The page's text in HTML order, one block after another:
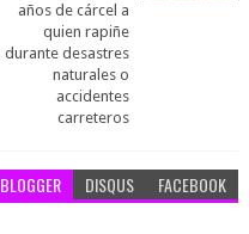
años de cárcel a
quien rapiñe
durante desastres
naturales o
accidentes
carreteros
BLOGGER DISQUS FACEBOOK